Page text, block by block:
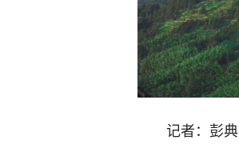
记者：彭典